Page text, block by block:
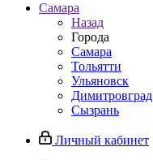
Самара
Назад
Города
Самара
Тольятти
Ульяновск
Димитровград
Сызрань
Личный кабинет